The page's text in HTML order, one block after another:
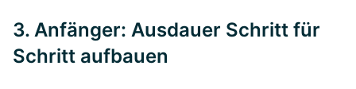
3. Anfänger: Ausdauer Schritt für
Schritt aufbauen